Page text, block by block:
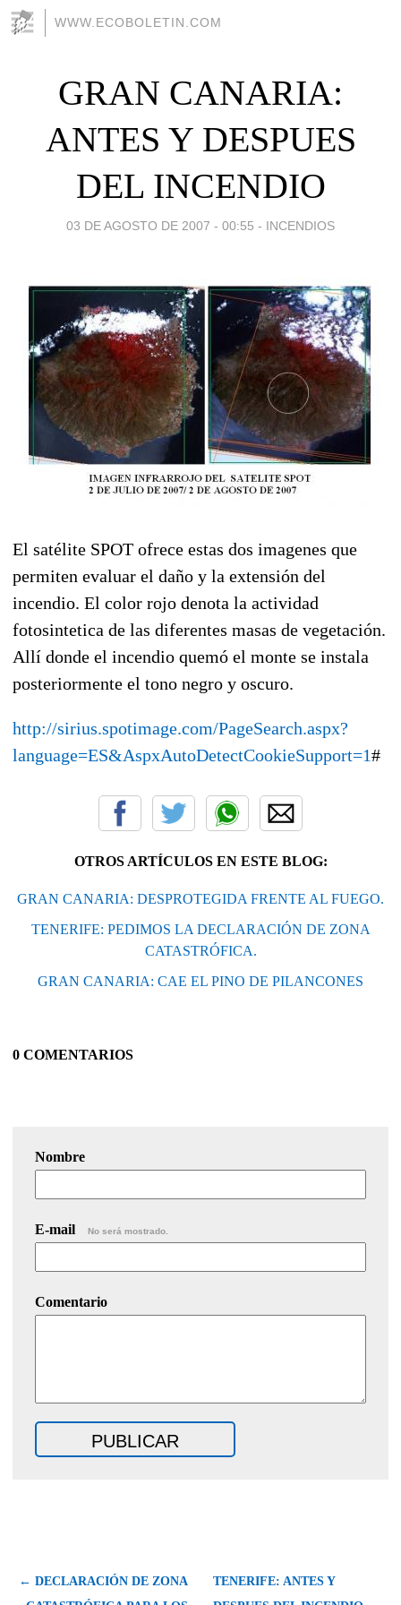
WWW.ECOBOLETIN.COM
GRAN CANARIA:
ANTES Y DESPUES
DEL INCENDIO
03 DE AGOSTO DE 2007 - 00:55 - INCENDIOS
El satélite SPOT ofrece estas dos imagenes que
permiten evaluar el daño y la extensión del
incendio. El color rojo denota la actividad
fotosintetica de las diferentes masas de vegetación.
Allí donde el incendio quemó el monte se instala
posteriormente el tono negro y oscuro.
http://sirius.spotimage.com/PageSearch.aspx?
language=ES&AspxAutoDetectCookieSupport=1#
OTROS ARTÍCULOS EN ESTE BLOG:
GRAN CANARIA: DESPROTEGIDA FRENTE AL FUEGO.
TENERIFE: PEDIMOS LA DECLARACIÓN DE ZONA
CATASTRÓFICA.
GRAN CANARIA: CAE EL PINO DE PILANCONES
0 COMENTARIOS
Nombre
E-mail No será mostrado.
Comentario
← DECLARACIÓN DE ZONA
TENERIFE: ANTES Y